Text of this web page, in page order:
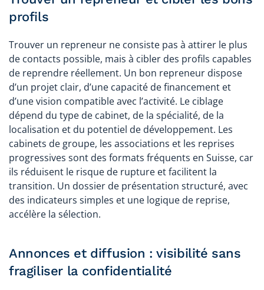
profils
Trouver un repreneur ne consiste pas à attirer le plus
de contacts possible, mais à cibler des profils capables
de reprendre réellement. Un bon repreneur dispose
d’un projet clair, d’une capacité de financement et
d’une vision compatible avec l’activité. Le ciblage
dépend du type de cabinet, de la spécialité, de la
localisation et du potentiel de développement. Les
cabinets de groupe, les associations et les reprises
progressives sont des formats fréquents en Suisse, car
ils réduisent le risque de rupture et facilitent la
transition. Un dossier de présentation structuré, avec
des indicateurs simples et une logique de reprise,
accélère la sélection.
Annonces et diffusion : visibilité sans
fragiliser la confidentialité